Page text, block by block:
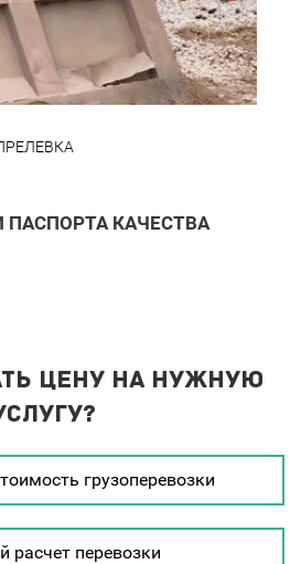
КАЧЕСТВА
цену на нужную
грузоперевозки
расчет перевозки